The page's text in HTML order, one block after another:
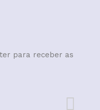
para receber as